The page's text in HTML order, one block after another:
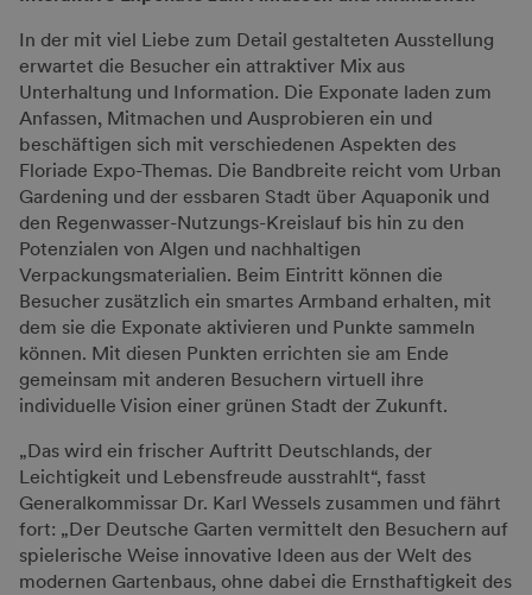
In der mit viel Liebe zum Detail gestalteten Ausstellung
erwartet die Besucher ein attraktiver Mix aus
Unterhaltung und Information. Die Exponate laden zum
Anfassen, Mitmachen und Ausprobieren ein und
beschäftigen sich mit verschiedenen Aspekten des
Floriade Expo-Themas. Die Bandbreite reicht vom Urban
Gardening und der essbaren Stadt über Aquaponik und
den Regenwasser-Nutzungs-Kreislauf bis hin zu den
Potenzialen von Algen und nachhaltigen
Verpackungsmaterialien. Beim Eintritt können die
Besucher zusätzlich ein smartes Armband erhalten, mit
dem sie die Exponate aktivieren und Punkte sammeln
können. Mit diesen Punkten errichten sie am Ende
gemeinsam mit anderen Besuchern virtuell ihre
individuelle Vision einer grünen Stadt der Zukunft.
„Das wird ein frischer Auftritt Deutschlands, der
Leichtigkeit und Lebensfreude ausstrahlt“, fasst
Generalkommissar Dr. Karl Wessels zusammen und fährt
fort: „Der Deutsche Garten vermittelt den Besuchern auf
spielerische Weise innovative Ideen aus der Welt des
modernen Gartenbaus, ohne dabei die Ernsthaftigkeit des